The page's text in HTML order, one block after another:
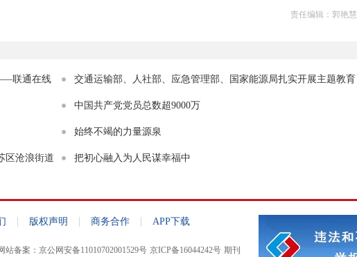
责任编辑：郭艳慧
联通在线 交通运输部、人社部、应急管理部、国家能源局扎实开展主题教育
——奔着问题去 能改马上改
中国共产党党员总数超9000万
始终不竭的力量源泉
区沧浪街道 把初心融入为人民谋幸福中
| 版权声明 | 商务合作 | APP下载
站备案：京公网安备11010702001529号 京ICP备16044242号 期刊